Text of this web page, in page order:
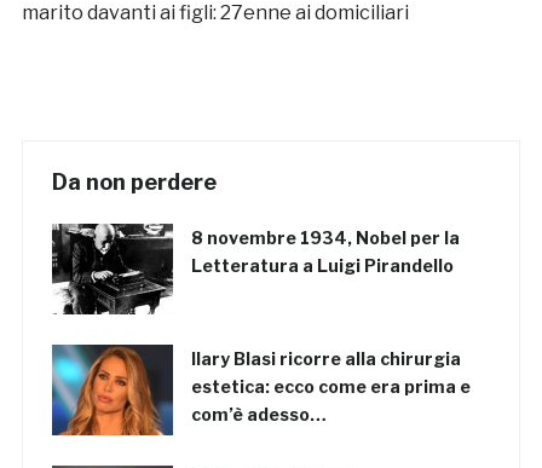
marito davanti ai figli: 27enne ai domiciliari
Da non perdere
8 novembre 1934, Nobel per la
Letteratura a Luigi Pirandello
Ilary Blasi ricorre alla chirurgia
estetica: ecco come era prima e
com’è adesso…